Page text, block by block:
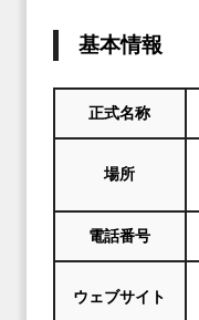
基本情報
正式名称
場所
電話番号
ウェブサイト